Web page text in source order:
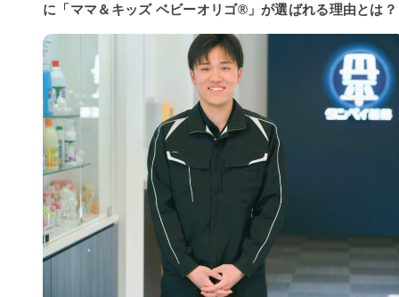
に「ママ＆キッズ ベビーオリゴ®」が選ばれる理由とは？